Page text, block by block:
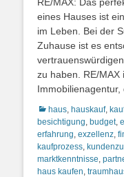
eines Hauses ist
im Leben. Bei der
Zuhause ist es
zu haben. RE/MAX
Immobilienagentur,
Kategorien
haus, hauskauf,
besichtigung, budget,
erfahrung, exzellenz,
kaufprozess,
marktkenntnisse,
haus kaufen,